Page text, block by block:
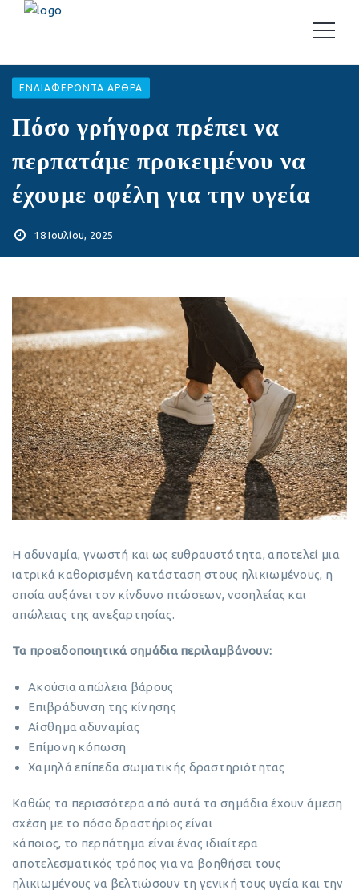
EΝΔΙΑΦΈΡΟΝΤΑ ΆΡΘΡΑ
Πόσο γρήγορα πρέπει να
περπατάμε προκειμένου να
έχουμε οφέλη για την υγεία
18 Ιουλίου, 2025
Η αδυναμία, γνωστή και ως ευθραυστότητα, αποτελεί μια
ιατρικά καθορισμένη κατάσταση στους ηλικιωμένους, η
οποία αυξάνει τον κίνδυνο πτώσεων, νοσηλείας και
απώλειας της ανεξαρτησίας.
Τα προειδοποιητικά σημάδια περιλαμβάνουν:
Ακούσια απώλεια βάρους
Επιβράδυνση της κίνησης
Αίσθημα αδυναμίας
Επίμονη κόπωση
Χαμηλά επίπεδα σωματικής δραστηριότητας
Καθώς τα περισσότερα από αυτά τα σημάδια έχουν άμεση
σχέση με το πόσο δραστήριος είναι
κάποιος, το περπάτημα είναι ένας ιδιαίτερα
αποτελεσματικός τρόπος για να βοηθήσει τους
ηλικιωμένους να βελτιώσουν τη γενική τους υγεία και την